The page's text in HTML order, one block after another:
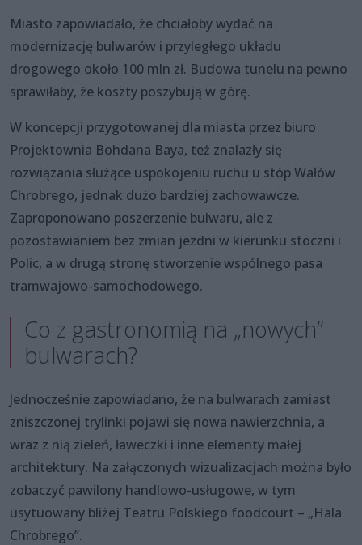
Miasto zapowiadało, że chciałoby wydać na
modernizację bulwarów i przyległego układu
drogowego około 100 mln zł. Budowa tunelu na pewno
sprawiłaby, że koszty poszybują w górę.
W koncepcji przygotowanej dla miasta przez biuro
Projektownia Bohdana Baya, też znalazły się
rozwiązania służące uspokojeniu ruchu u stóp Wałów
Chrobrego, jednak dużo bardziej zachowawcze.
Zaproponowano poszerzenie bulwaru, ale z
pozostawianiem bez zmian jezdni w kierunku stoczni i
Polic, a w drugą stronę stworzenie wspólnego pasa
tramwajowo-samochodowego.
Co z gastronomią na „nowych”
bulwarach?
Jednocześnie zapowiadano, że na bulwarach zamiast
zniszczonej trylinki pojawi się nowa nawierzchnia, a
wraz z nią zieleń, ławeczki i inne elementy małej
architektury. Na załączonych wizualizacjach można było
zobaczyć pawilony handlowo-usługowe, w tym
usytuowany bliżej Teatru Polskiego foodcourt – „Hala
Chrobrego”.